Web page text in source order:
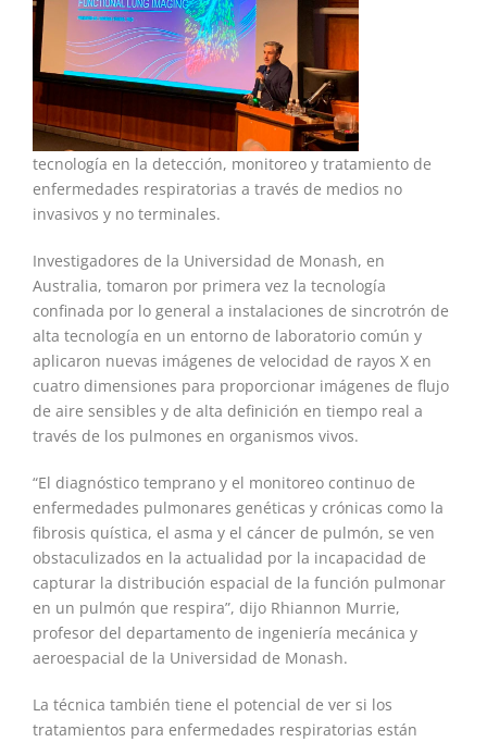
tecnología en la detección, monitoreo y tratamiento de
enfermedades respiratorias a través de medios no
invasivos y no terminales.
Investigadores de la Universidad de Monash, en
Australia, tomaron por primera vez la tecnología
confinada por lo general a instalaciones de sincrotrón de
alta tecnología en un entorno de laboratorio común y
aplicaron nuevas imágenes de velocidad de rayos X en
cuatro dimensiones para proporcionar imágenes de flujo
de aire sensibles y de alta definición en tiempo real a
través de los pulmones en organismos vivos.
“El diagnóstico temprano y el monitoreo continuo de
enfermedades pulmonares genéticas y crónicas como la
fibrosis quística, el asma y el cáncer de pulmón, se ven
obstaculizados en la actualidad por la incapacidad de
capturar la distribución espacial de la función pulmonar
en un pulmón que respira”, dijo Rhiannon Murrie,
profesor del departamento de ingeniería mecánica y
aeroespacial de la Universidad de Monash.
La técnica también tiene el potencial de ver si los
tratamientos para enfermedades respiratorias están